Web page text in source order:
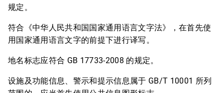
规定。
符合《中华人民共和国国家通用语言文字法》，在首先使
用国家通用语言文字的前提下进行译写。
地名标志应符合 GB 17733-2008 的规定。
设施及功能信息、警示和提示信息属于 GB/T 10001 所列